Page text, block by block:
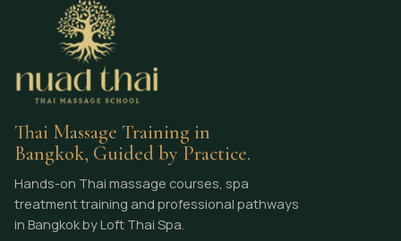
Thai Massage Training in
Bangkok, Guided by Practice.
Hands-on Thai massage courses, spa
treatment training and professional pathways
in Bangkok by Loft Thai Spa.